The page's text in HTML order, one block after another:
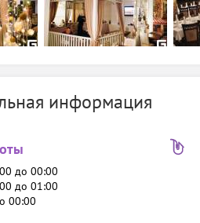
информация
до 00:00
до 01:00
00:00